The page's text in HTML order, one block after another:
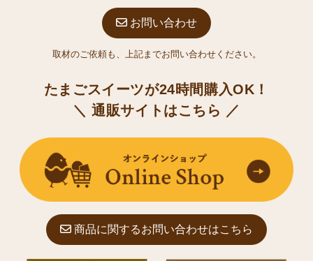
お問い合わせ
取材のご依頼も、上記までお問い合わせください。
たまごスイーツが24時間購入OK！
＼ 通販サイトはこちら ／
商品に関するお問い合わせはこちら